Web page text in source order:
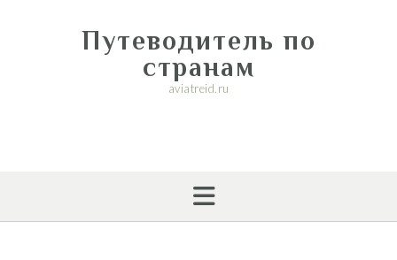
Путеводитель по
странам
aviatreid.ru